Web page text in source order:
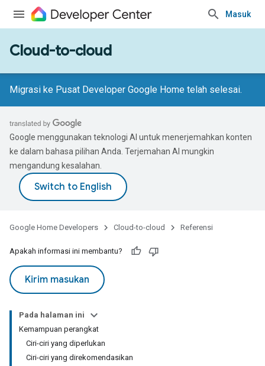
Masuk
Cloud-to-cloud
Migrasi ke Pusat Developer Google Home telah selesai.
Google menggunakan teknologi AI untuk menerjemahkan konten
ke dalam bahasa pilihan Anda. Terjemahan AI mungkin
mengandung kesalahan.
Google Home Developers Cloud-to-cloud Referensi
Apakah informasi ini membantu?
Kirim masukan
Pada halaman ini
Kemampuan perangkat
Ciri-ciri yang diperlukan
Ciri-ciri yang direkomendasikan